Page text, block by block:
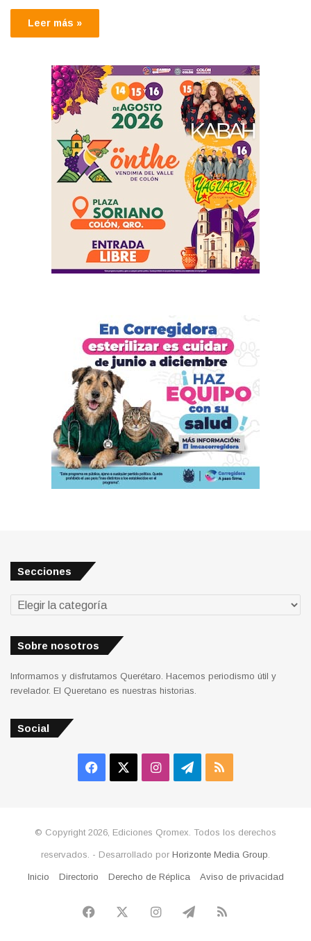
Leer más »
Secciones
Secciones
Sobre nosotros
Informamos y disfrutamos Querétaro. Hacemos periodismo útil y
revelador. El Queretano es nuestras historias.
Social
Facebook InstagramTelegram
RSS
© Copyright 2026, Ediciones Qromex. Todos los derechos
reservados. - Desarrollado por Horizonte Media Group
Inicio Directorio Derecho de Réplica Aviso de privacidad
Facebook InstagramTelegram
RSS